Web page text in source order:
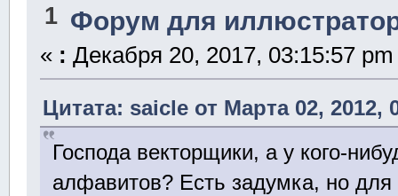
1 Форум для
« : Декабря 20, 2017, 03:15:57 pm
Цитата: saicle от Марта 02, 2012,
Господа векторщики, а у кого-
алфавитов? Есть задумка, но